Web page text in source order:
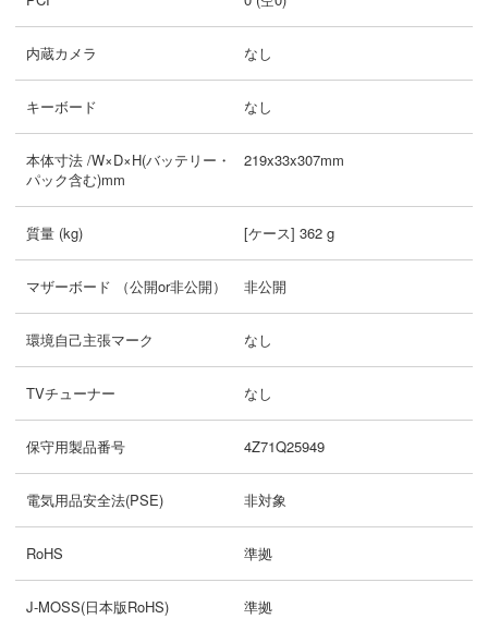
内蔵カメラ なし
キーボード なし
本体寸法 /W×D×H(バッテリー・
パック含む)mm
219x33x307mm
質量 (kg) [ケース] 362 g
マザーボード （公開or非公開） 非公開
環境自己主張マーク なし
TVチューナー なし
保守用製品番号 4Z71Q25949
電気用品安全法(PSE) 非対象
RoHS 準拠
J-MOSS(日本版RoHS) 準拠